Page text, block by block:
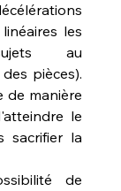
les
pièces).
de manière
le
sacrifier la